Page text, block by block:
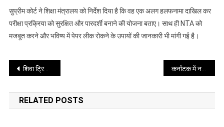
मांगा
जवाब
सुप्रीम कोर्ट ने शिक्षा मंत्रालय को निर्देश दिया है कि वह एक अलग हलफनामा दाखिल कर
परीक्षा प्रक्रिया को सुरक्षित और पारदर्शी बनाने की योजना बताए। साथ ही NTA को
मजबूत करने और भविष्य में पेपर लीक रोकने के उपायों की जानकारी भी मांगी गई है।
Post
navigation
शिवा ट्रिलॉजी जैसी फिल्म का हिस्सा बनना मेरा सपना
RELATED POSTS